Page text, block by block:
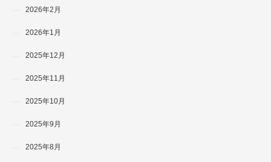
2026年2月
2026年1月
2025年12月
2025年11月
2025年10月
2025年9月
2025年8月